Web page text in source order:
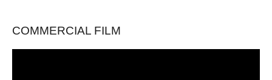
COMMERCIAL FILM